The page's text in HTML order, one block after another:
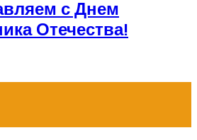
с Днем
Отечества!